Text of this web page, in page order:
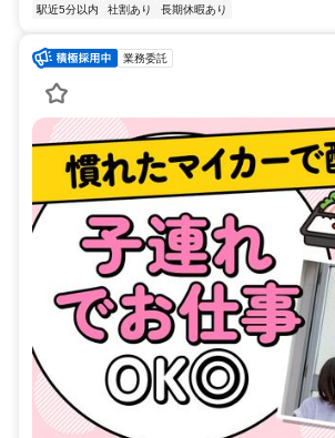
駅近5分以内
社割あり 長期休暇あり
業務委託